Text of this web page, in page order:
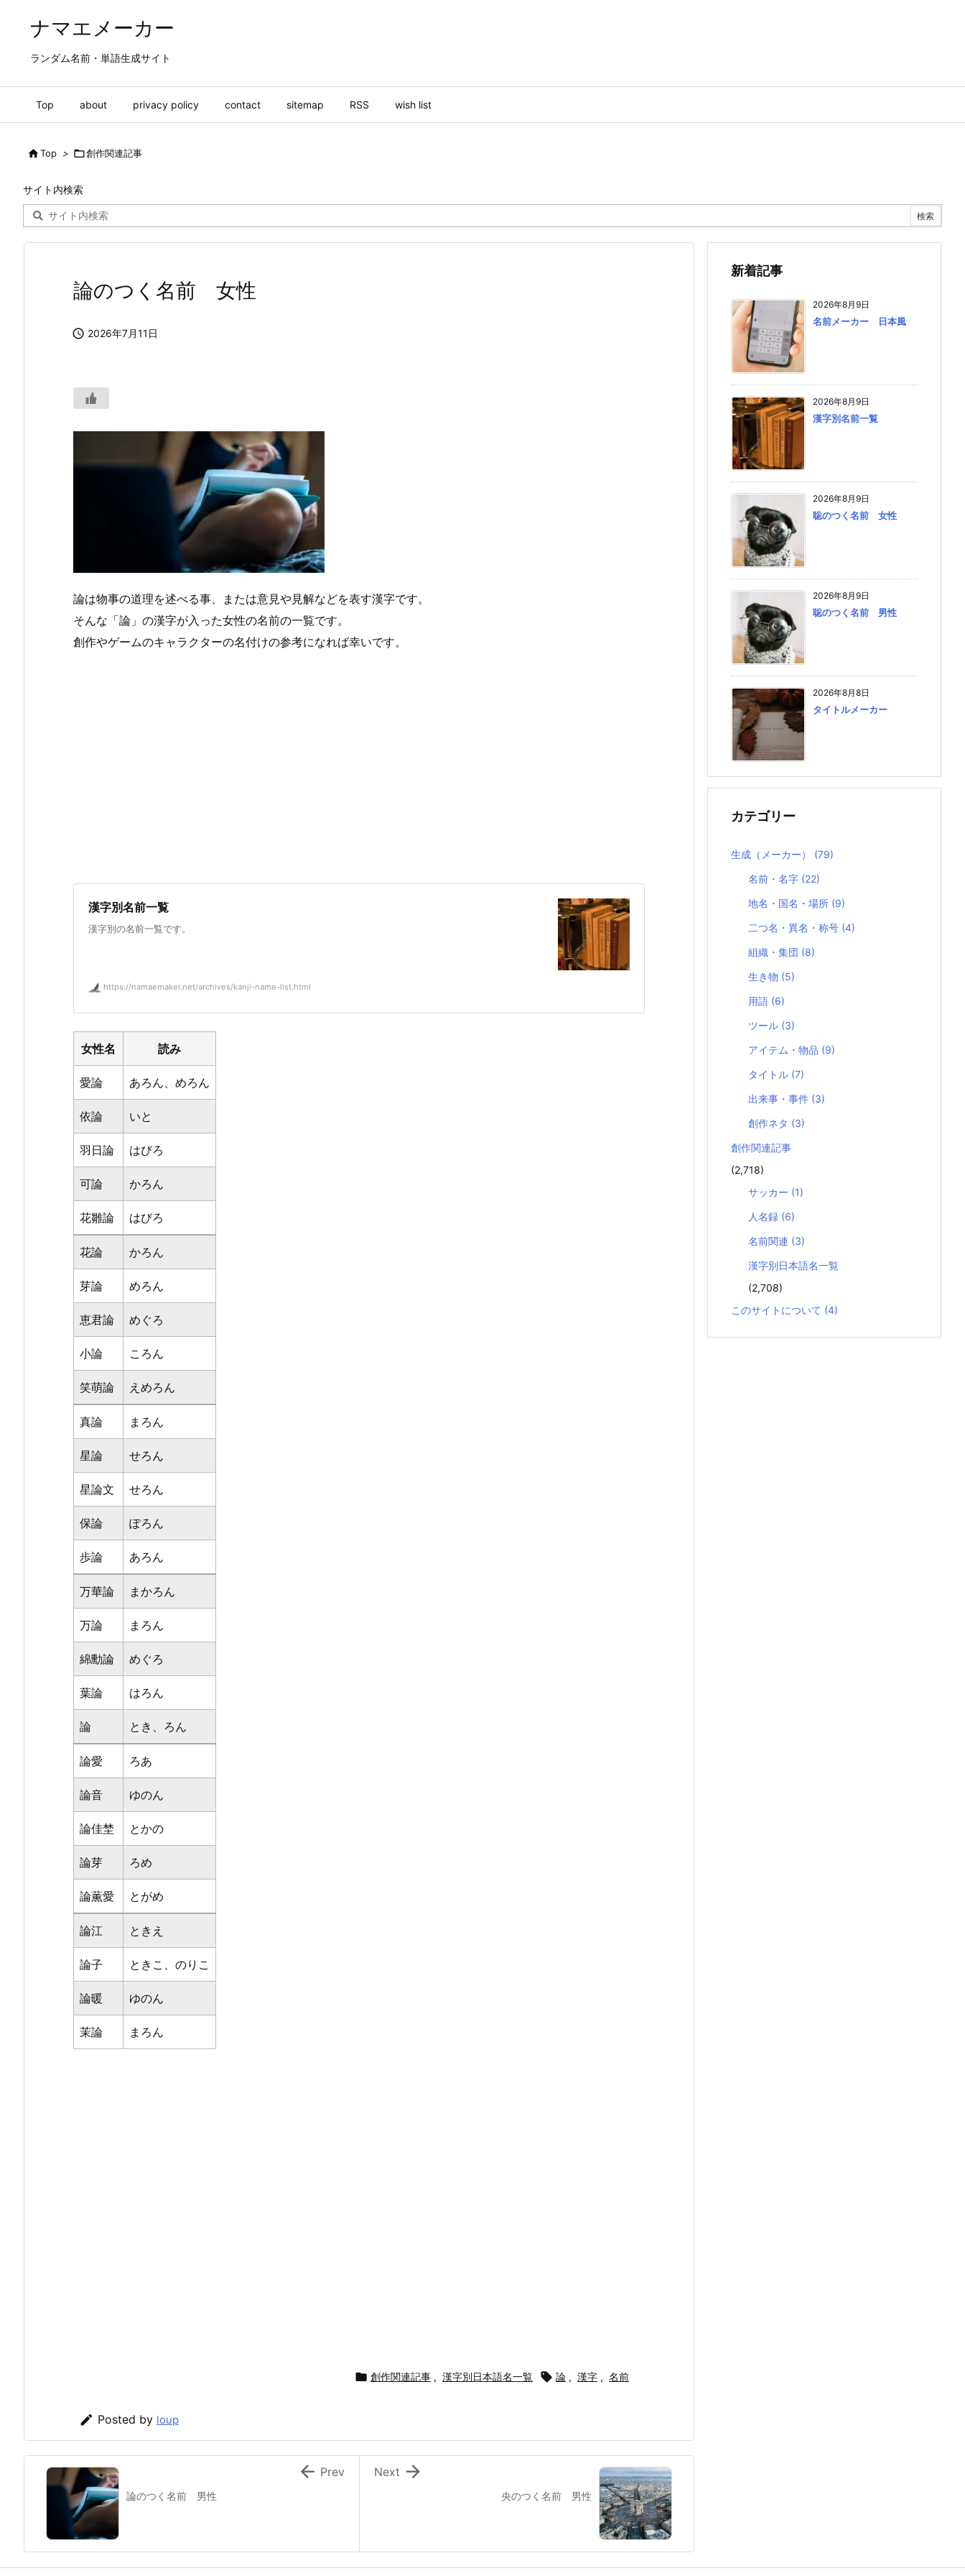
ナマエメーカー
ランダム名前・単語生成サイト
Top about privacy policy contact sitemap RSS wish list
Top > 創作関連記事
サイト内検索
論のつく名前 女性
 2026年7月11日
論は物事の道理を述べる事、または意見や見解などを表す漢字です。
そんな「論」の漢字が入った女性の名前の一覧です。
創作やゲームのキャラクターの名付けの参考になれば幸いです。
漢字別名前一覧
漢字別の名前一覧です。
https://namaemaker.net/archives/kanji-name-list.html
女性名 読み
愛論 あろん、めろん
依論 いと
羽日論 はびろ
可論 かろん
花雛論 はびろ
花論 かろん
芽論 めろん
恵君論 めぐろ
小論 ころん
笑萌論 えめろん
真論 まろん
星論 せろん
星論文 せろん
保論 ぽろん
歩論 あろん
万華論 まかろん
万論 まろん
綿勳論 めぐろ
葉論 はろん
論 とき、ろん
論愛 ろあ
論音 ゆのん
論佳埜 とかの
論芽 ろめ
論薫愛 とがめ
論江 ときえ
論子 ときこ、のりこ
論暖 ゆのん
茉論 まろん
 創作関連記事 , 漢字別日本語名一覧  論 , 漢字 , 名前
 Posted by loup
央のつく名前 男性

Next
論のつく名前 男性
 Prev
新着記事
2026年8月9日
名前メーカー 日本風
2026年8月9日
漢字別名前一覧
2026年8月9日
聡のつく名前 女性
2026年8月9日
聡のつく名前 男性
2026年8月8日
タイトルメーカー
カテゴリー
生成（メーカー） (79)
名前・名字 (22)
地名・国名・場所 (9)
二つ名・異名・称号 (4)
組織・集団 (8)
生き物 (5)
用語 (6)
ツール (3)
アイテム・物品 (9)
タイトル (7)
出来事・事件 (3)
創作ネタ (3)
創作関連記事
(2,718)
サッカー (1)
人名録 (6)
名前関連 (3)
漢字別日本語名一覧
(2,708)
このサイトについて (4)